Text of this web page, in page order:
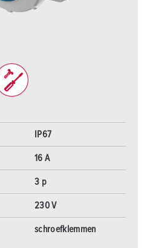
IP67
16 A
3 p
230 V
schroefklemmen